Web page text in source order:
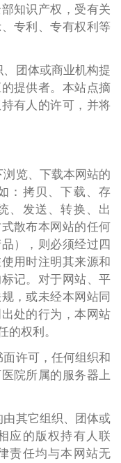
知识产权，受有关
专利、专有权利等
团体或商业机构提
提供者。本站点摘
有人的许可，并将
览、下载本网站的
：拷贝、下载、存
、发送、转换、出
散布本网站的任何
），则必须经过四
用时注明其来源和
记。对于网站、平
，或未经本网站同
处的行为，本网站
的权利。
许可，任何组织和
院所属的服务器上
其它组织、团体或
应的版权持有人联
责任均与本网站无